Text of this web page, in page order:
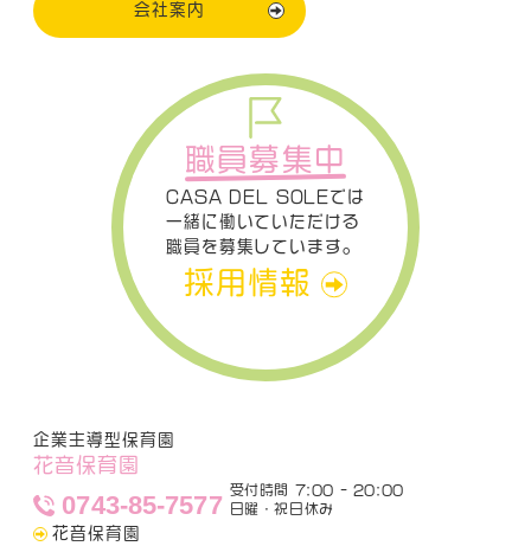
会社案内
職員募集中
CASA DEL SOLEでは
一緒に働いていただける
職員を募集しています。
採用情報
企業主導型保育園
花音保育園
0743-85-7577
受付時間 7:00 - 20:00
日曜・祝日休み
花音保育園